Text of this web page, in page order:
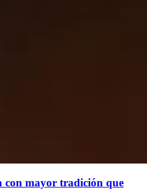
con mayor tradición que